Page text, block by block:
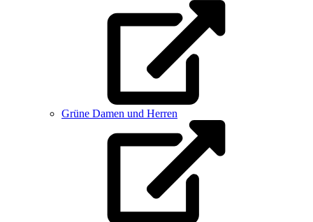
Grüne Damen und Herren